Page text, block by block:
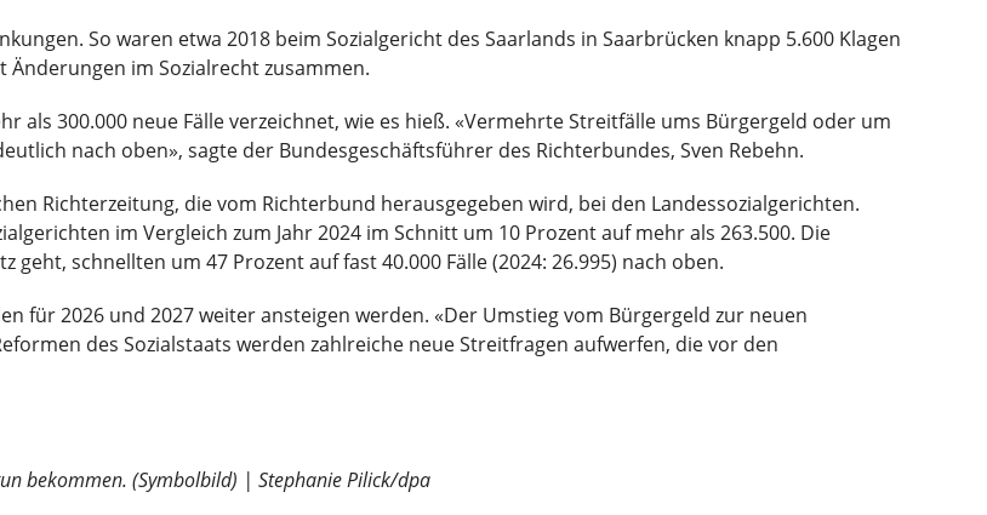
So waren etwa 2018 beim Sozialgericht des Saarlands in Saarbrücken knapp 5.600 Klagen
im Sozialrecht zusammen.
als 300.000 neue Fälle verzeichnet, wie es hieß. «Vermehrte Streitfälle ums Bürgergeld oder um
nach oben», sagte der Bundesgeschäftsführer des Richterbundes, Sven Rebehn.
Richterzeitung, die vom Richterbund herausgegeben wird, bei den Landessozialgerichten.
im Vergleich zum Jahr 2024 im Schnitt um 10 Prozent auf mehr als 263.500. Die
schnellten um 47 Prozent auf fast 40.000 Fälle (2024: 26.995) nach oben.
für 2026 und 2027 weiter ansteigen werden. «Der Umstieg vom Bürgergeld zur neuen
des Sozialstaats werden zahlreiche neue Streitfragen aufwerfen, die vor den
bekommen. (Symbolbild) | Stephanie Pilick/dpa